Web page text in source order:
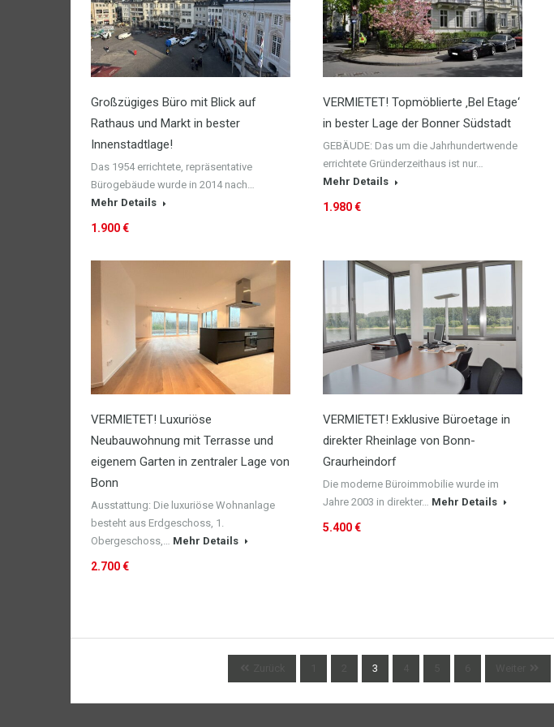
Großzügiges Büro mit Blick auf
Rathaus und Markt in bester
Innenstadtlage!
Das 1954 errichtete, repräsentative
Bürogebäude wurde in 2014 nach…
Mehr Details
1.900 €
VERMIETET! Topmöblierte ‚Bel Etage‘
in bester Lage der Bonner Südstadt
GEBÄUDE: Das um die Jahrhundertwende
errichtete Gründerzeithaus ist nur…
Mehr Details
1.980 €
VERMIETET! Luxuriöse
Neubauwohnung mit Terrasse und
eigenem Garten in zentraler Lage von
Bonn
Ausstattung: Die luxuriöse Wohnanlage
besteht aus Erdgeschoss, 1.
Obergeschoss,… Mehr Details
2.700 €
VERMIETET! Exklusive Büroetage in
direkter Rheinlage von Bonn-
Graurheindorf
Die moderne Büroimmobilie wurde im
Jahre 2003 in direkter… Mehr Details
5.400 €
3